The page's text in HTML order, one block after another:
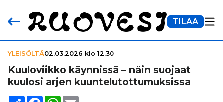
TILAA
YLEISÖLTÄ02.03.2026 klo 12.30
Kuu­lo­viikko käynnissä – näin suojaat
kuulosi arjen kuun­te­lu­tot­tu­muk­sissa
Share FacebookWhatsApp